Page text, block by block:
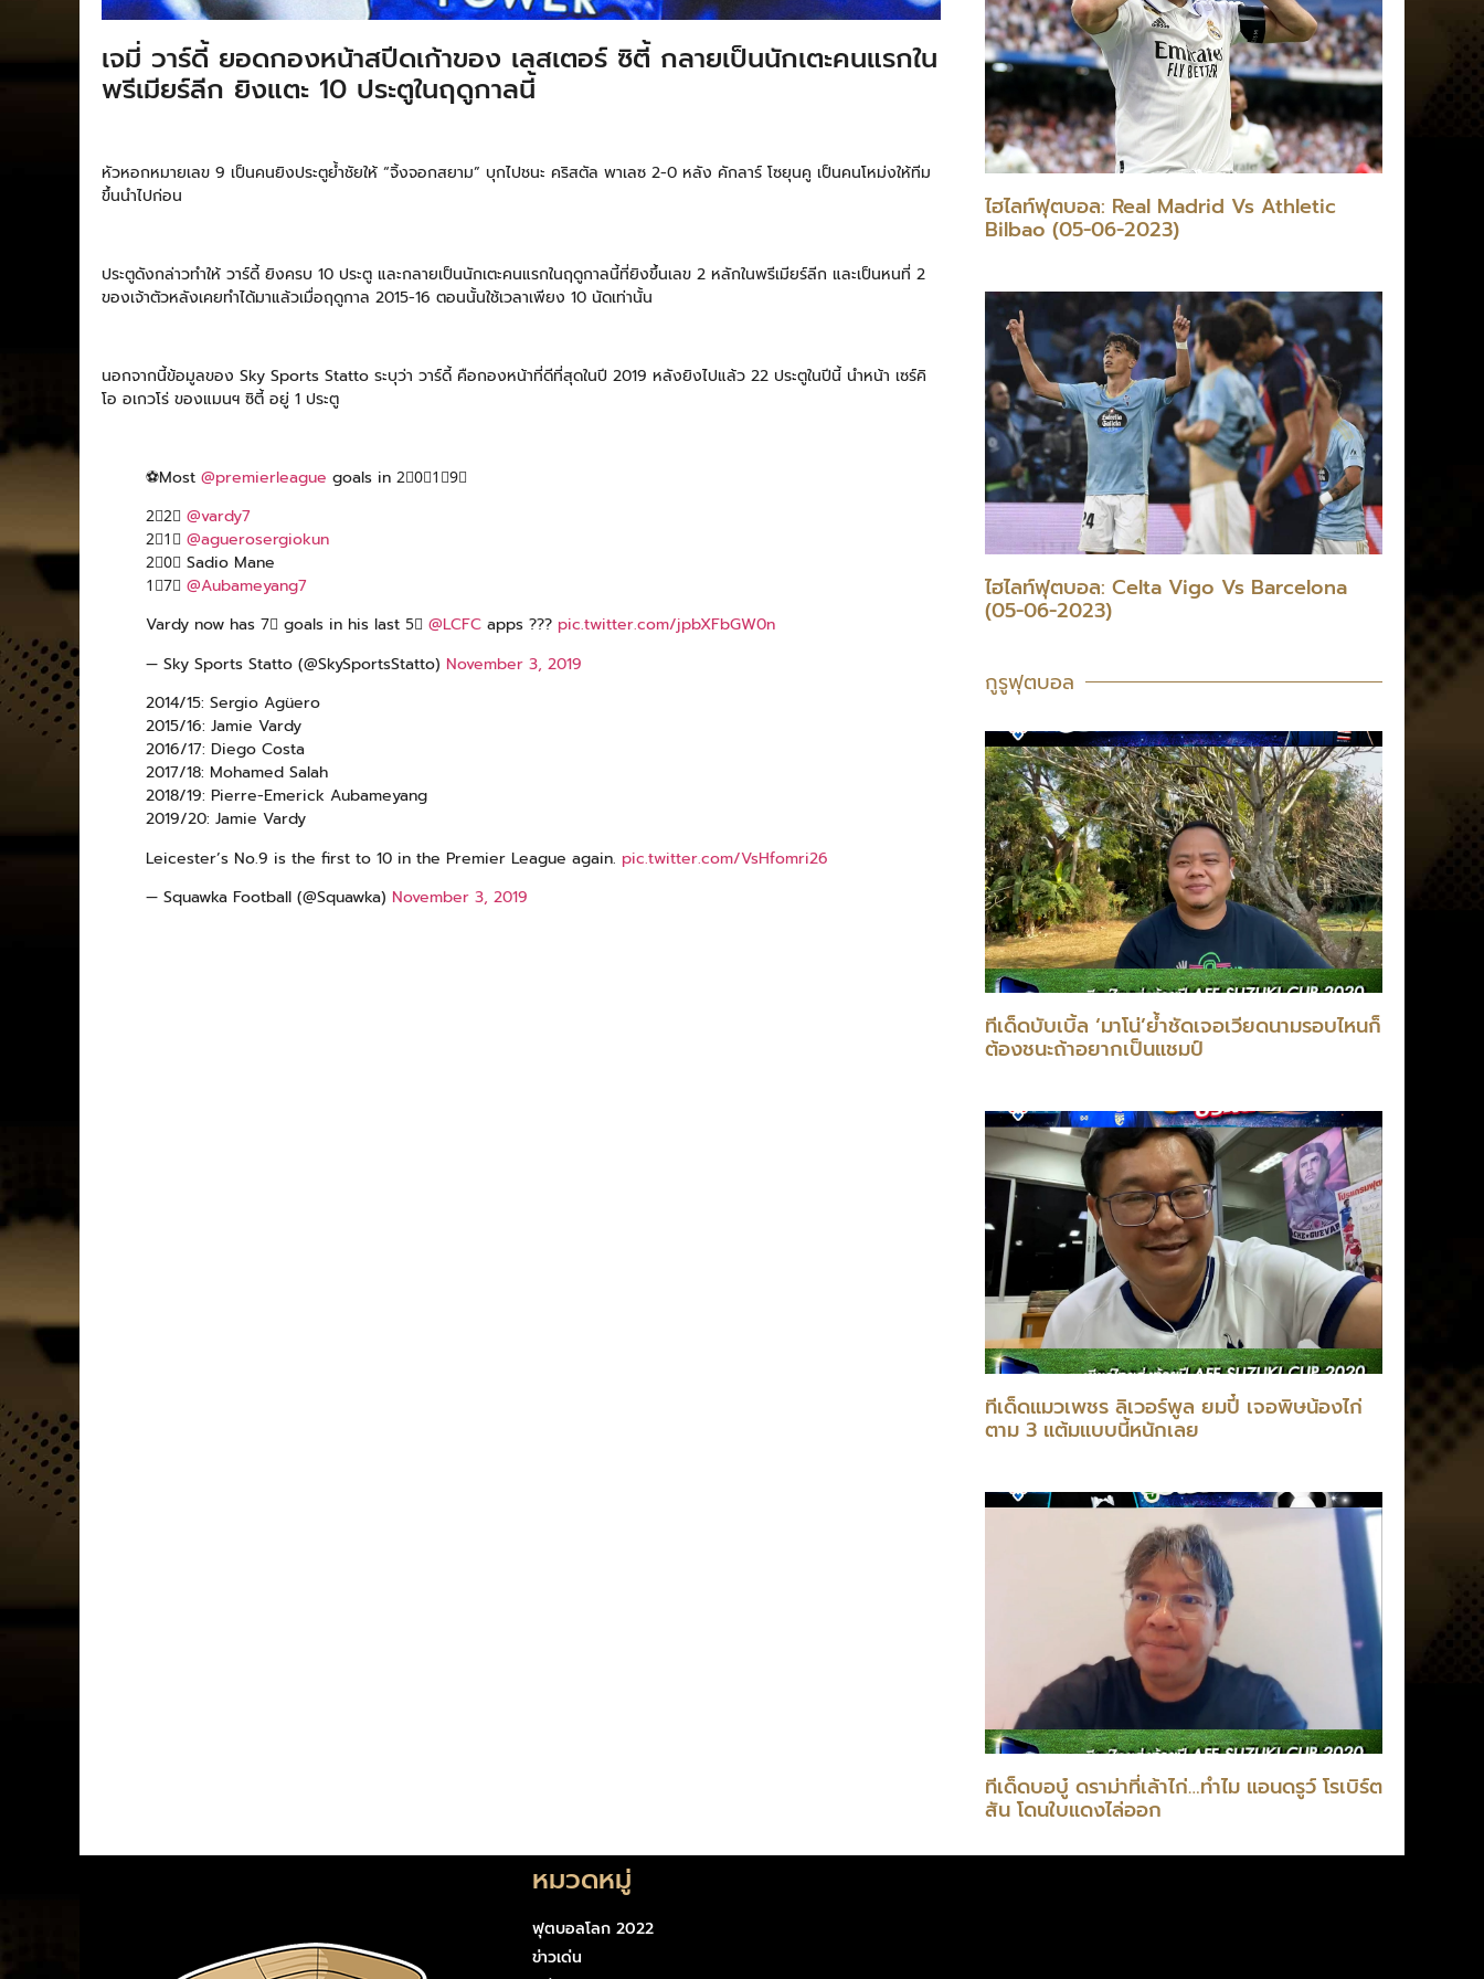
เจมี่ วาร์ดี้ ยอดกองหน้าสปีดเก้าของ เลสเตอร์ ซิตี้ กลายเป็นนักเตะคนแรกใน
พรีเมียร์ลีก ยิงแตะ 10 ประตูในฤดูกาลนี้
หัวหอกหมายเลข 9 เป็นคนยิงประตูย้ำชัยให้ “จิ้งจอกสยาม” บุกไปชนะ คริสตัล พาเลซ 2-0 หลัง คักลาร์ โซยุนคู เป็นคนโหม่งให้ทีม
ขึ้นนำไปก่อน
ประตูดังกล่าวทำให้ วาร์ดี้ ยิงครบ 10 ประตู และกลายเป็นนักเตะคนแรกในฤดูกาลนี้ที่ยิงขึ้นเลข 2 หลักในพรีเมียร์ลีก และเป็นหนที่ 2
ของเจ้าตัวหลังเคยทำได้มาแล้วเมื่อฤดูกาล 2015-16 ตอนนั้นใช้เวลาเพียง 10 นัดเท่านั้น
นอกจากนี้ข้อมูลของ Sky Sports Statto ระบุว่า วาร์ดี้ คือกองหน้าที่ดีที่สุดในปี 2019 หลังยิงไปแล้ว 22 ประตูในปีนี้ นำหน้า เซร์คิ
โอ อเกวโร่ ของแมนฯ ซิตี้ อยู่ 1 ประตู
⚽️Most @premierleague goals in 2⃣0⃣1⃣9⃣
2⃣2⃣ @vardy7
2⃣1⃣ @aguerosergiokun
2⃣0⃣ Sadio Mane
1⃣7⃣ @Aubameyang7
Vardy now has 7⃣ goals in his last 5⃣ @LCFC apps ??? pic.twitter.com/jpbXFbGW0n
— Sky Sports Statto (@SkySportsStatto) November 3, 2019
2014/15: Sergio Agüero
2015/16: Jamie Vardy
2016/17: Diego Costa
2017/18: Mohamed Salah
2018/19: Pierre-Emerick Aubameyang
2019/20: Jamie Vardy
Leicester’s No.9 is the first to 10 in the Premier League again. pic.twitter.com/VsHfomri26
— Squawka Football (@Squawka) November 3, 2019
ไฮไลท์ฟุตบอล: Real Madrid Vs Athletic
Bilbao (05-06-2023)
ไฮไลท์ฟุตบอล: Celta Vigo Vs Barcelona
(05-06-2023)
กูรูฟุตบอล
ทีเด็ดบับเบิ้ล ‘มาโน่’ย้ำชัดเจอเวียดนามรอบไหนก็
ต้องชนะถ้าอยากเป็นแชมป์
ทีเด็ดแมวเพชร ลิเวอร์พูล ยมปี๋ เจอพิษน้องไก่
ตาม 3 แต้มแบบนี้หนักเลย
ทีเด็ดบอบู๋ ดราม่าที่เล้าไก่…ทำไม แอนดรูว์ โรเบิร์ต
สัน โดนใบแดงไล่ออก
หมวดหมู่
ฟุตบอลโลก 2022
ข่าวเด่น